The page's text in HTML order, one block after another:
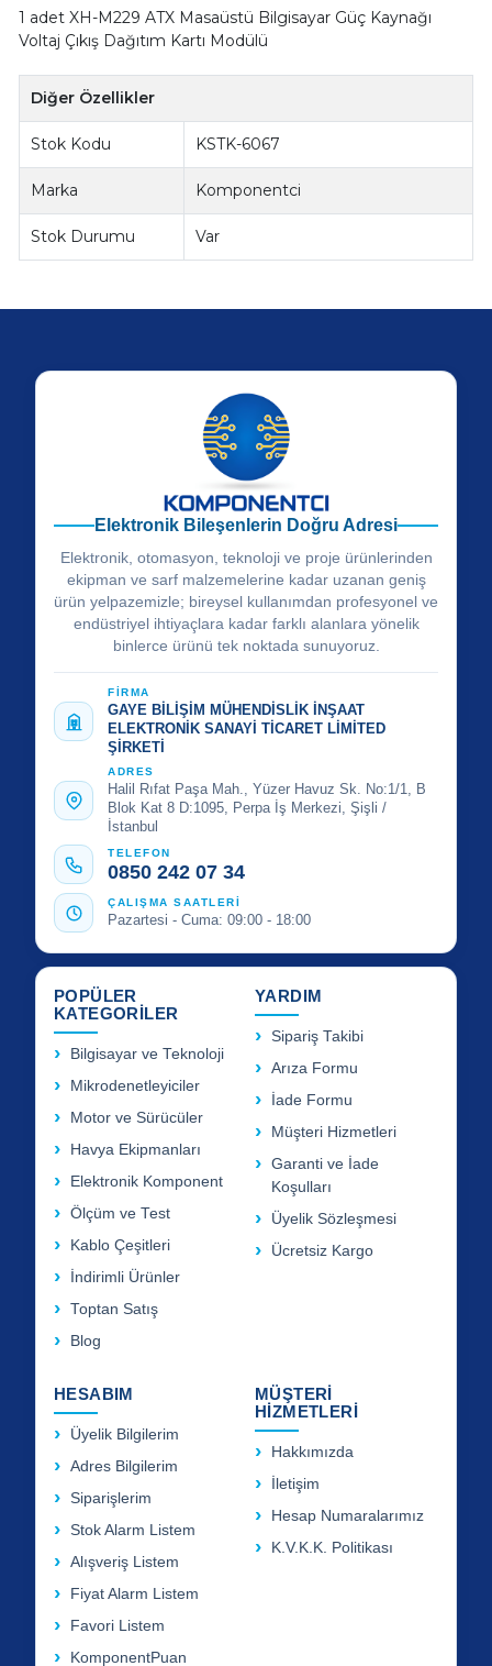
1 adet XH-M229 ATX Masaüstü Bilgisayar Güç Kaynağı
Voltaj Çıkış Dağıtım Kartı Modülü
Diğer Özellikler
Stok Kodu KSTK-6067
Marka Komponentci
Stok Durumu Var
Elektronik Bileşenlerin Doğru Adresi
Elektronik, otomasyon, teknoloji ve proje ürünlerinden
ekipman ve sarf malzemelerine kadar uzanan geniş
ürün yelpazemizle; bireysel kullanımdan profesyonel ve
endüstriyel ihtiyaçlara kadar farklı alanlara yönelik
binlerce ürünü tek noktada sunuyoruz.
FİRMA
GAYE BİLİŞİM MÜHENDİSLİK İNŞAAT
ELEKTRONİK SANAYİ TİCARET LİMİTED
ŞİRKETİ
ADRES
Halil Rıfat Paşa Mah., Yüzer Havuz Sk. No:1/1, B
Blok Kat 8 D:1095, Perpa İş Merkezi, Şişli /
İstanbul
TELEFON
0850 242 07 34
ÇALIŞMA SAATLERİ
Pazartesi - Cuma: 09:00 - 18:00
POPÜLER
KATEGORİLER
Bilgisayar ve Teknoloji
Mikrodenetleyiciler
Motor ve Sürücüler
Havya Ekipmanları
Elektronik Komponent
Ölçüm ve Test
Kablo Çeşitleri
İndirimli Ürünler
Toptan Satış
Blog
YARDIM
Sipariş Takibi
Arıza Formu
İade Formu
Müşteri Hizmetleri
Garanti ve İade
Koşulları
Üyelik Sözleşmesi
Ücretsiz Kargo
HESABIM
Üyelik Bilgilerim
Adres Bilgilerim
Siparişlerim
Stok Alarm Listem
Alışveriş Listem
Fiyat Alarm Listem
Favori Listem
KomponentPuan
MÜŞTERİ
HİZMETLERİ
Hakkımızda
İletişim
Hesap Numaralarımız
K.V.K.K. Politikası